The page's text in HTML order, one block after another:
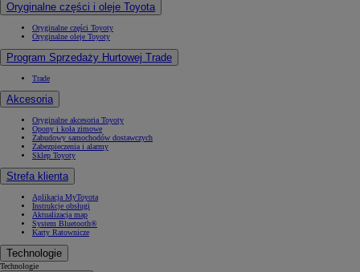
Oryginalne części i oleje Toyota
Oryginalne części Toyoty
Oryginalne oleje Toyoty
Program Sprzedaży Hurtowej Trade
Trade
Akcesoria
Oryginalne akcesoria Toyoty
Opony i koła zimowe
Zabudowy samochodów dostawczych
Zabezpieczenia i alarmy
Sklep Toyoty
Strefa klienta
Aplikacja MyToyota
Instrukcje obsługi
Aktualizacja map
System Bluetooth®
Karty Ratownicze
Technologie
Technologie